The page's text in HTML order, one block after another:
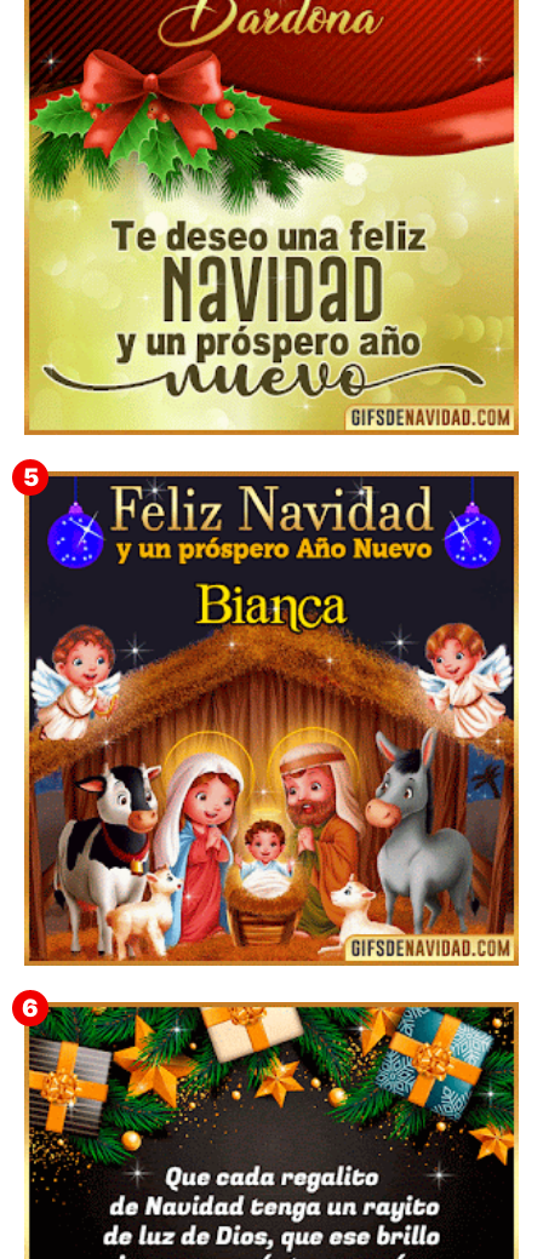
Feliz Navidad y próspero Año Nuevo Gladis
Te deseo una Feliz Navidad Bardona
Feliz Navidad y próspero Año Nuevo Bianca